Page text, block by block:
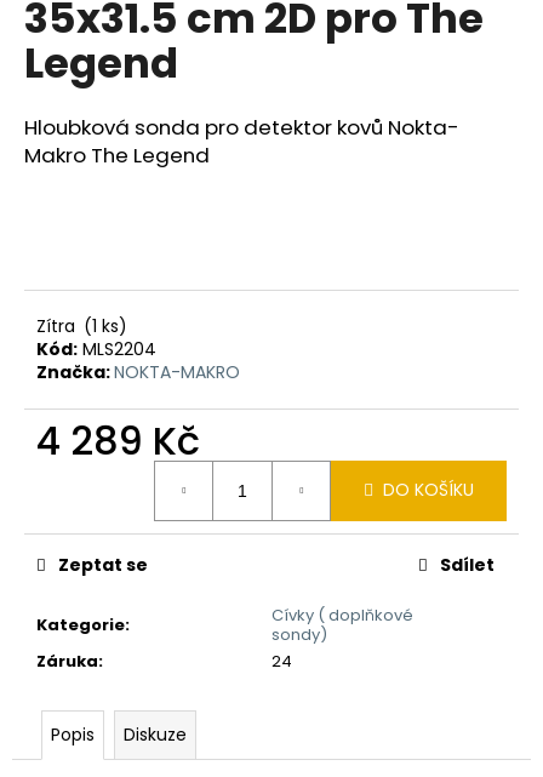
35x31.5 cm 2D pro The
Legend
Hloubková sonda pro detektor kovů Nokta-
Makro The Legend
Zítra (1 ks)
Kód: MLS2204
Značka:NOKTA-MAKRO
4 289 Kč
DO KOŠÍKU
Kategorie:
Cívky ( doplňkové
sondy)
Záruka: 24
Zeptat se Sdílet
Popis Diskuze
a
j
t
?
D
o
p
u
e
m
DETEKTOR